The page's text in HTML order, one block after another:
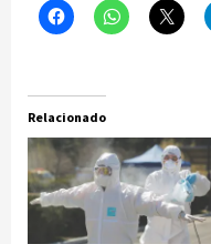
Relacionado